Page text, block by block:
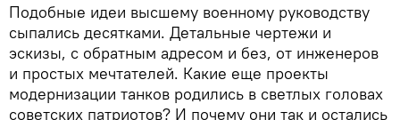
Подобные идеи высшему военному руководству
сыпались десятками. Детальные чертежи и
эскизы, с обратным адресом и без, от инженеров
и простых мечтателей. Какие еще проекты
модернизации танков родились в светлых головах
советских патриотов? И почему они так и остались